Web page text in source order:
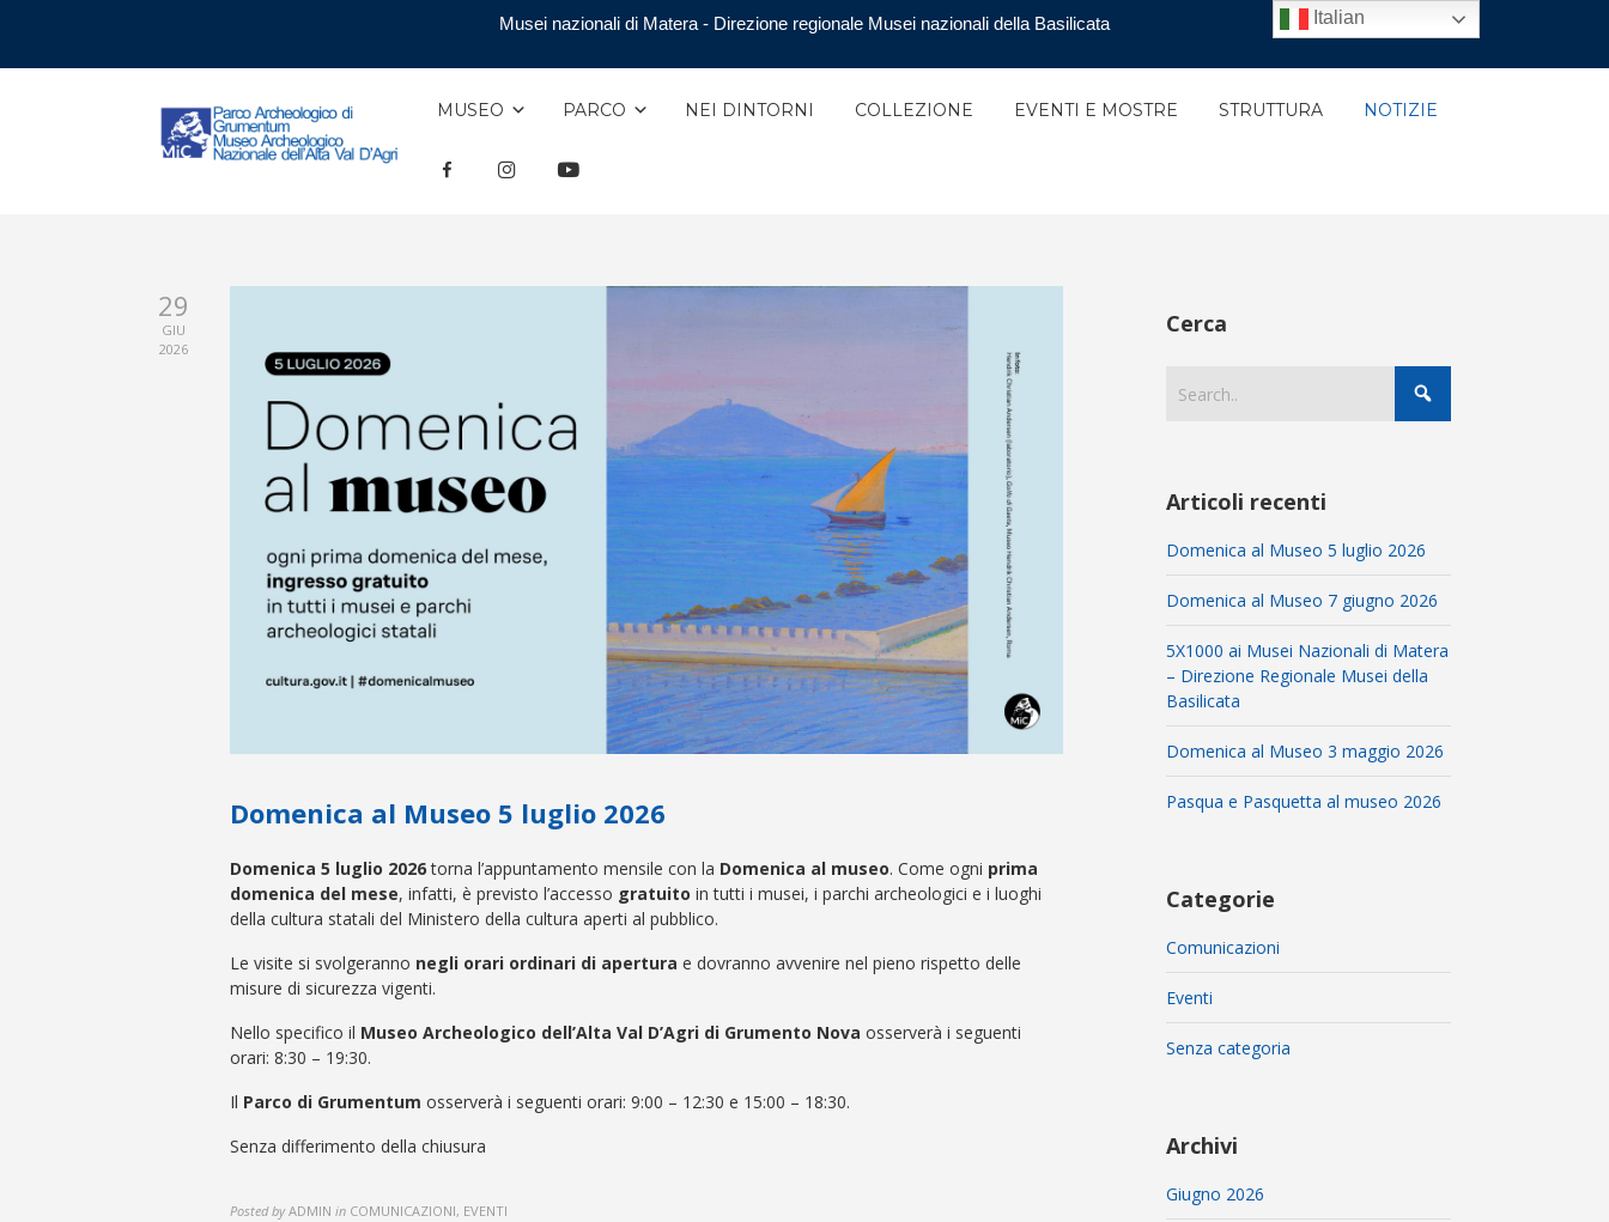
Musei nazionali di Matera - Direzione regionale Musei nazionali della Basilicata
MUSEO PARCO NEI DINTORNI COLLEZIONE EVENTI E MOSTRE STRUTTURA NOTIZIE
F INSTAGRAMYOUTUBE
29
GIU
2026
Domenica al Museo 5 luglio 2026
Domenica 5 luglio 2026torna l’appuntamento mensile con la Domenica al museo. Come ogni prima
domenica del mese, infatti, è previsto l’accesso gratuito in tutti i musei, i parchi archeologici e i luoghi
della cultura statali del Ministero della cultura aperti al pubblico.
Le visite si svolgeranno negli orari ordinari di apertura e dovranno avvenire nel pieno rispetto delle
misure di sicurezza vigenti.
Nello specifico il Museo Archeologico dell’Alta Val D’Agri di Grumento Nova osserverà i seguenti
orari: 8:30 – 19:30.
Il Parco di Grumentum osserverà i seguenti orari: 9:00 – 12:30 e 15:00 – 18:30.
Senza differimento della chiusura
Posted by ADMIN in COMUNICAZIONI, EVENTI
Cerca
Articoli recenti
Domenica al Museo 5 luglio 2026
Domenica al Museo 7 giugno 2026
5X1000 ai Musei Nazionali di Matera
– Direzione Regionale Musei della
Basilicata
Domenica al Museo 3 maggio 2026
Pasqua e Pasquetta al museo 2026
Categorie
Comunicazioni
Eventi
Senza categoria
Archivi
Giugno 2026
Italian